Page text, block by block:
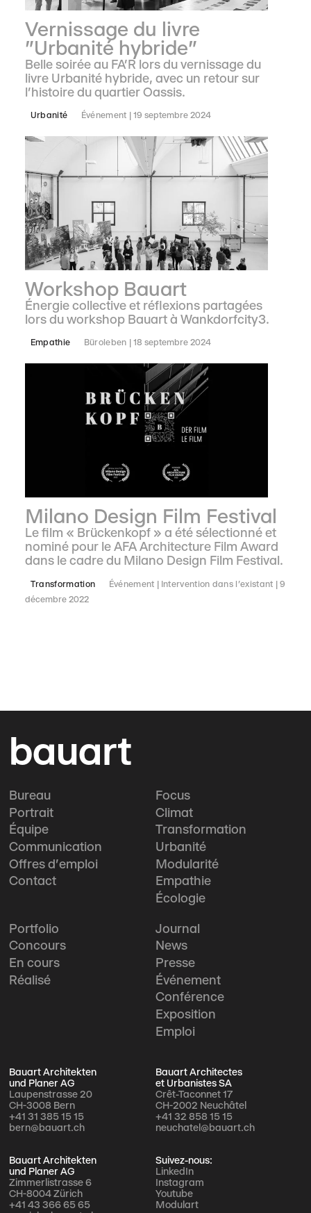
Vernissage du livre
"Urbanité hybride"
Belle soirée au FA’R lors du vernissage du
livre Urbanité hybride, avec un retour sur
l’histoire du quartier Oassis.
Urbanité Événement 19 septembre 2024
Workshop Bauart
Énergie collective et réflexions partagées
lors du workshop Bauart à Wankdorfcity3.
Empathie Büroleben 18 septembre 2024
Milano Design Film Festival
Le film « Brückenkopf » a été sélectionné et
nominé pour le AFA Architecture Film Award
dans le cadre du Milano Design Film Festival.
Transformation Événement Intervention dans l'existant
9
décembre 2022
bauart
Bureau
Portrait
Équipe
Communication
Offres d'emploi
Contact
Focus
Climat
Transformation
Urbanité
Modularité
Empathie
Écologie
Portfolio
Concours
En cours
Réalisé
Journal
News
Presse
Événement
Conférence
Exposition
Emploi
Bauart Architekten
und Planer AG
Laupenstrasse 20
CH-3008 Bern
+41 31 385 15 15
bern@bauart.ch
Bauart Architectes
et Urbanistes SA
Crêt-Taconnet 17
CH-2002 Neuchâtel
+41 32 858 15 15
neuchatel@bauart.ch
Bauart Architekten
und Planer AG
Zimmerlistrasse 6
CH-8004 Zürich
+41 43 366 65 65
Suivez-nous:
LinkedIn
Instagram
Youtube
Modulart